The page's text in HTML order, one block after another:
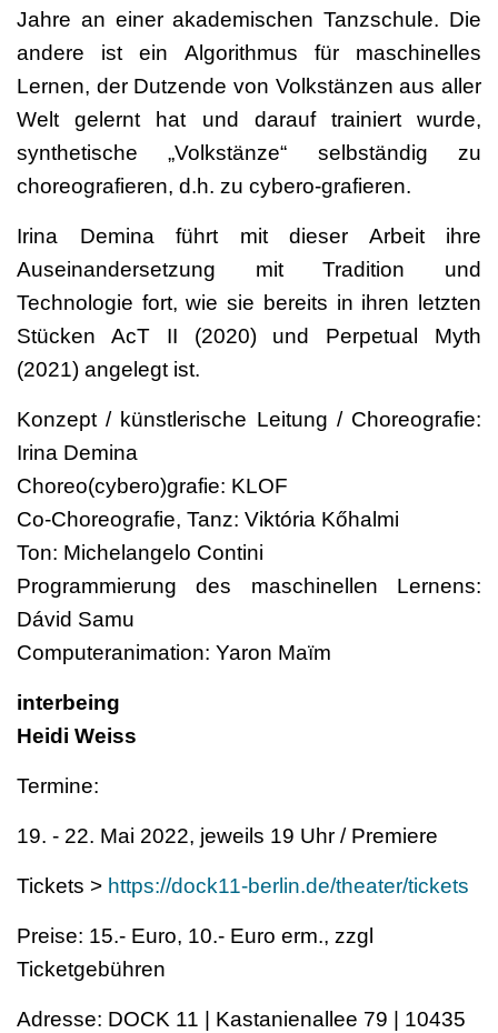
Jahre an einer akademischen Tanzschule. Die
andere ist ein Algorithmus für maschinelles
Lernen, der Dutzende von Volkstänzen aus aller
Welt gelernt hat und darauf trainiert wurde,
synthetische „Volkstänze“ selbständig zu
choreografieren, d.h. zu cybero-grafieren.
Irina Demina führt mit dieser Arbeit ihre
Auseinandersetzung mit Tradition und
Technologie fort, wie sie bereits in ihren letzten
Stücken AcT II (2020) und Perpetual Myth
(2021) angelegt ist.
Konzept / künstlerische Leitung / Choreografie:
Irina Demina
Choreo(cybero)grafie: KLOF
Co-Choreografie, Tanz: Viktória Kőhalmi
Ton: Michelangelo Contini
Programmierung des maschinellen Lernens:
Dávid Samu
Computeranimation: Yaron Maïm
interbeing
Heidi Weiss
Termine:
19. - 22. Mai 2022, jeweils 19 Uhr / Premiere
Tickets > https://dock11-berlin.de/theater/tickets
Preise: 15.- Euro, 10.- Euro erm., zzgl
Ticketgebühren
Adresse: DOCK 11 | Kastanienallee 79 | 10435